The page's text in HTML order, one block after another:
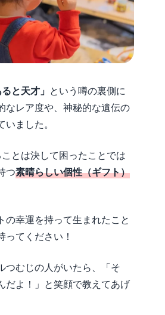
と天才」 という噂の裏側に
なレア度や、神秘的な遺伝の
ました。
とは決して困ったことでは
つ素晴らしい個性（ギフト）
の幸運を持って生まれたこと
ってください！
つむじの人がいたら、「そ
だよ！」と笑顔で教えてあげ